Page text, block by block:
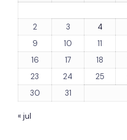
2
3 4
9
10 11
16
17 18
23
24 25
30
31
« jul